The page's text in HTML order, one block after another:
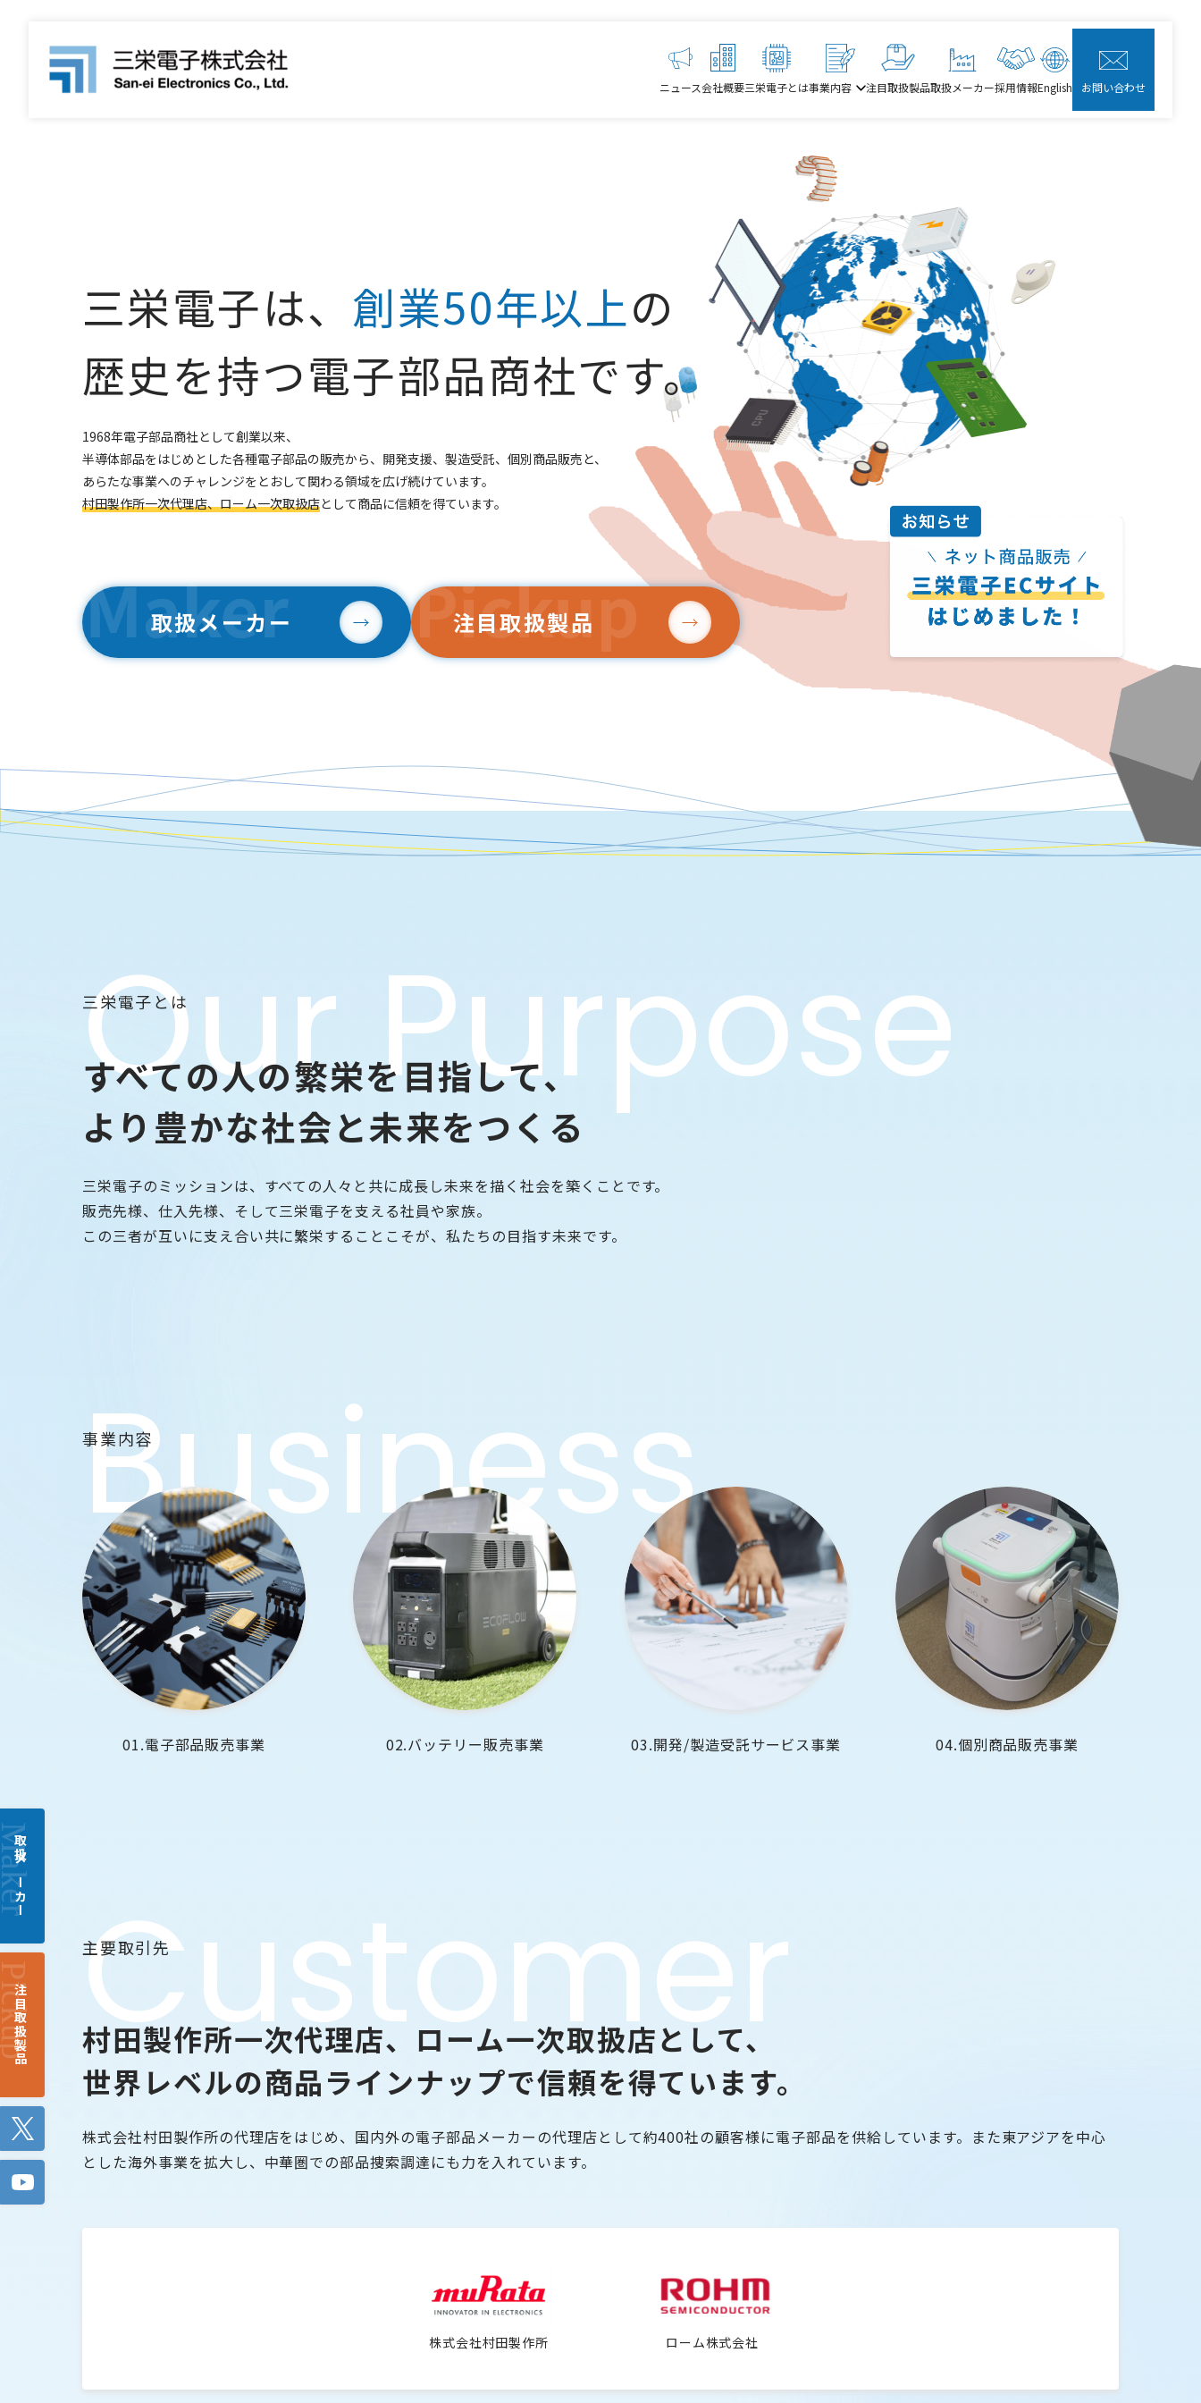
ニュース会社概要三栄電子とは事業内容 注目取扱製品取扱メーカー採用情報English お問い合わせ
三栄電子は、 創業50年以上の
歴史を持つ電子部品商社です。
1968年電子部品商社として創業以来、
半導体部品をはじめとした各種電子部品の販売から、開発支援、製造受託、個別商品販売と、
あらたな事業へのチャレンジをとおして関わる領域を広げ続けています。
村田製作所一次代理店、ローム一次取扱店として商品に信頼を得ています。
取扱メーカー 注目取扱製品
三栄電子とは
すべての人の繁栄を目指して、
より豊かな社会と未来をつくる
三栄電子のミッションは、すべての人々と共に成長し未来を描く社会を築くことです。
販売先様、仕入先様、そして三栄電子を支える社員や家族。
この三者が互いに支え合い共に繁栄することこそが、私たちの目指す未来です。
事業内容
01.電子部品販売事業 02.バッテリー販売事業 03.開発/製造受託サービス事業 04.個別商品販売事業
主要取引先
村田製作所一次代理店、 ローム一次取扱店として、
世界レベルの商品ラインナップで信頼を得ています。
株式会社村田製作所の代理店をはじめ、国内外の電子部品メーカーの代理店として約400社の顧客様に電子部品を供給しています。また東アジアを中心
とした海外事業を拡大し、中華圏での部品捜索調達にも力を入れています。
株式会社村田製作所 ローム株式会社
取扱メーカー
注目取扱製品